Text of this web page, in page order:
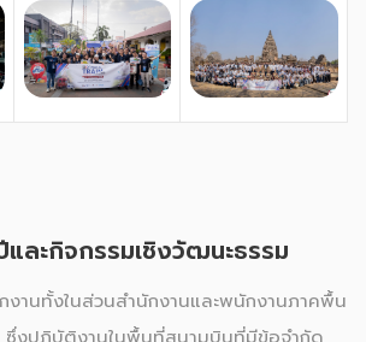
และกิจกรรมเชิงวัฒนะธรรม
งานทั้งในส่วนสำนักงานและพนักงานภาคพื้น